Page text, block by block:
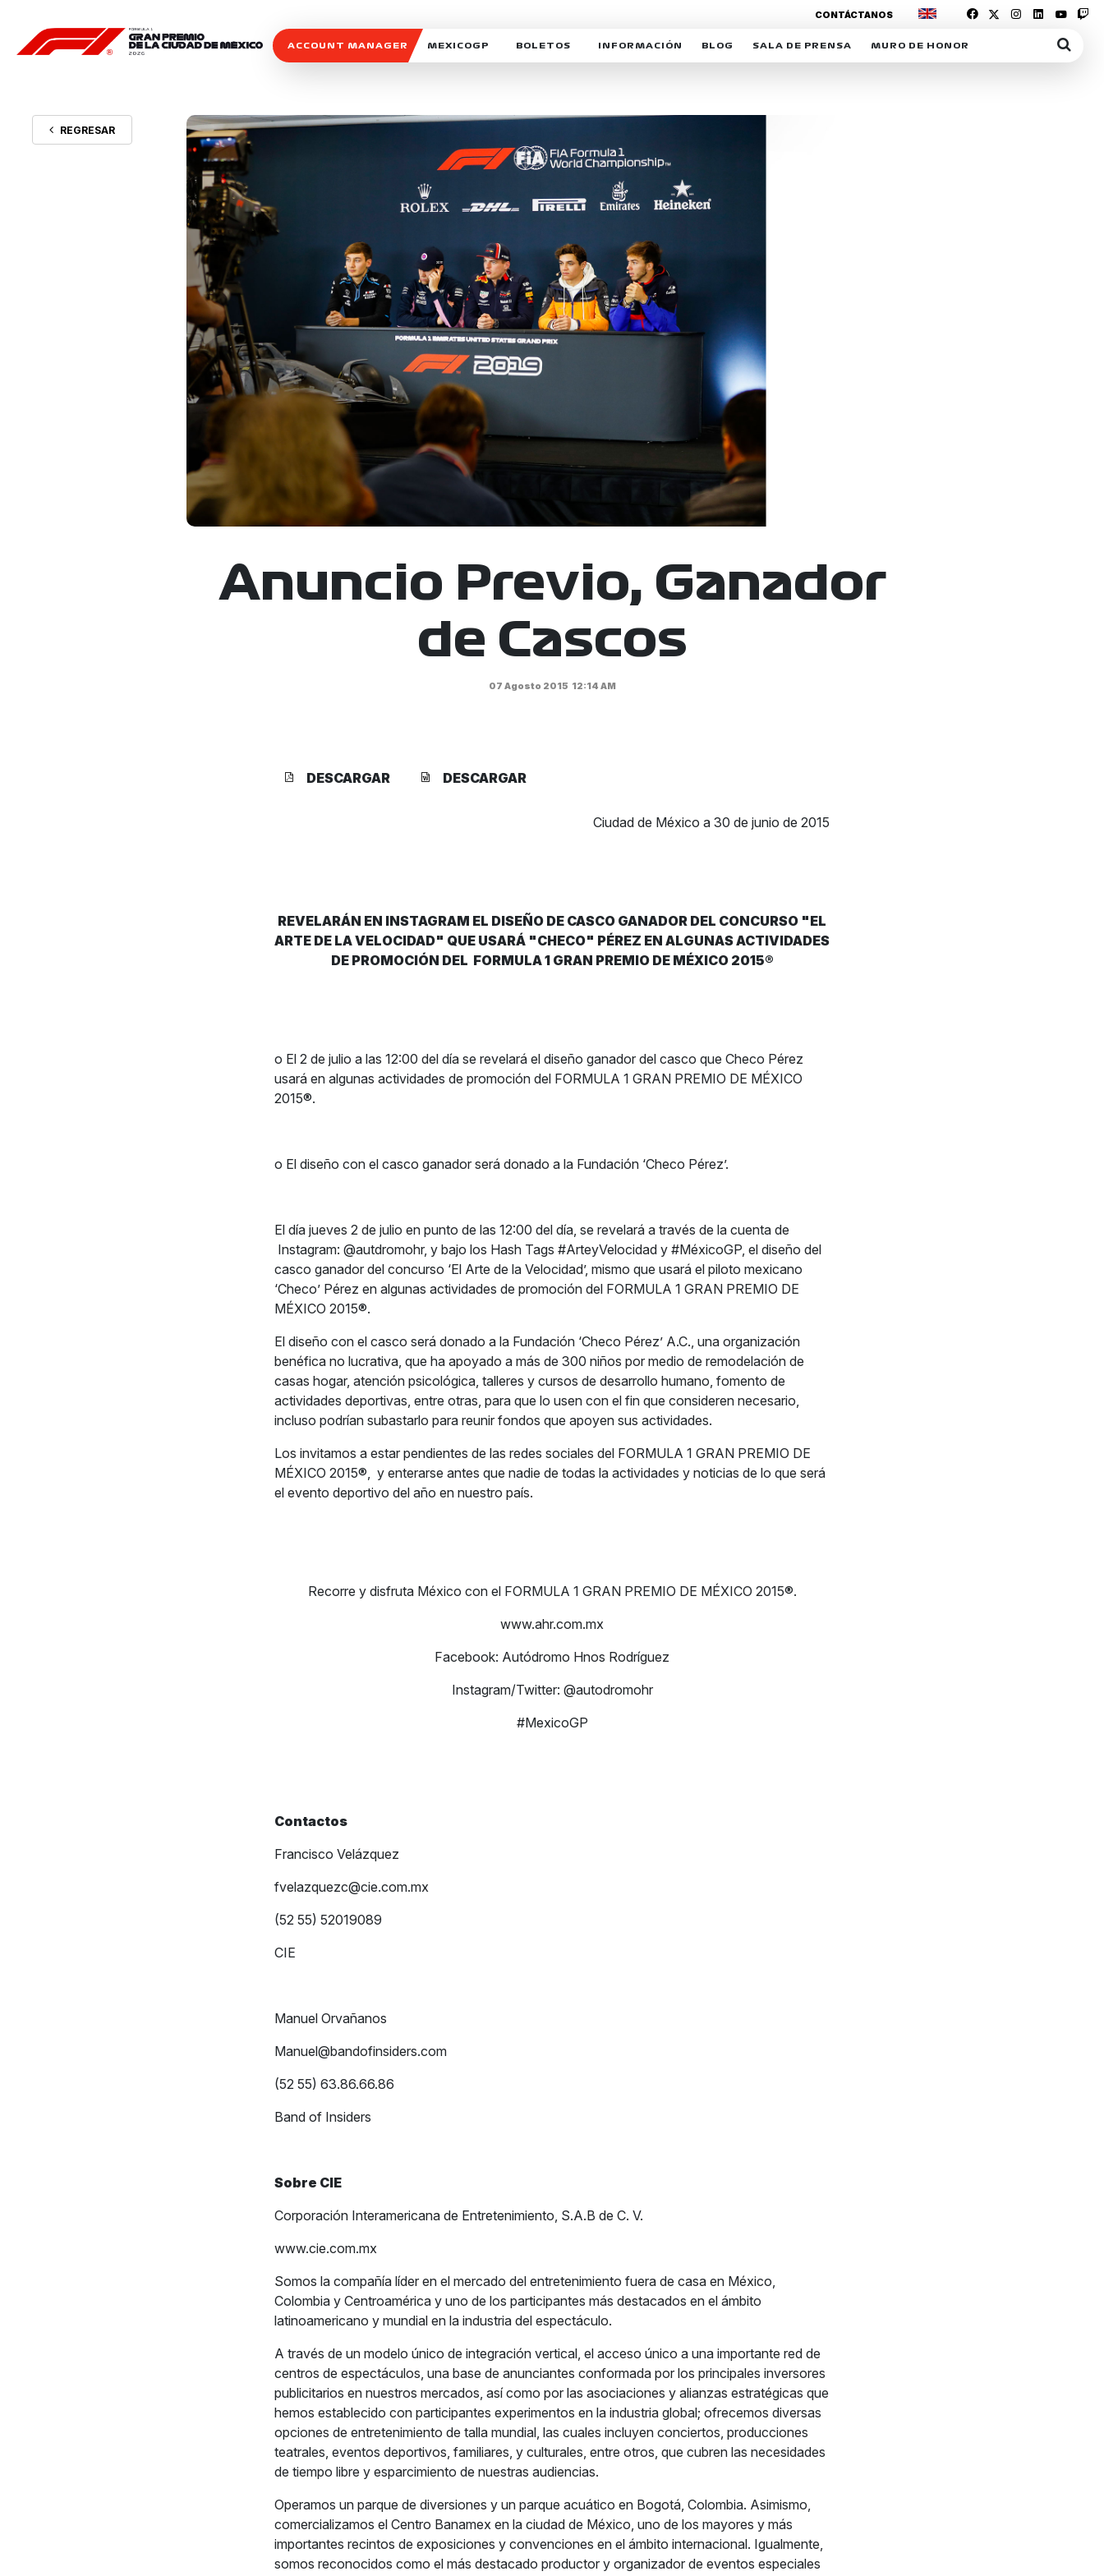
ACCOUNT MANAGER MEXICOGP
CELEBRA CON NOSOTROS
BOLETOS INFORMACIÓN
REFORESTEMOS JUNTOS
MOTORSPORT ACADEMY
EXPOSICIÓN FOTOGRÁFICA
CAMPEONATO
PATROCINADORES
LEGALES TICKETMASTER
BLOG SALA DE PRENSA MURO DE HONOR
CONTÁCTANOS
REGRESAR
Anuncio Previo, Ganador
de Cascos
07 Agosto 2015 12:14 AM
DESCARGAR DESCARGAR
Ciudad de México a 30 de junio de 2015
REVELARÁN EN INSTAGRAM EL DISEÑO DE CASCO GANADOR DEL CONCURSO "EL
ARTE DE LA VELOCIDAD" QUE USARÁ "CHECO" PÉREZ EN ALGUNAS ACTIVIDADES
DE PROMOCIÓN DEL FORMULA 1 GRAN PREMIO DE MÉXICO 2015®
o El 2 de julio a las 12:00 del día se revelará el diseño ganador del casco que Checo Pérez
usará en algunas actividades de promoción del FORMULA 1 GRAN PREMIO DE MÉXICO
2015®.
o El diseño con el casco ganador será donado a la Fundación ‘Checo Pérez’.
El día jueves 2 de julio en punto de las 12:00 del día, se revelará a través de la cuenta de
Instagram: @autdromohr, y bajo los Hash Tags #ArteyVelocidad y #MéxicoGP, el diseño del
casco ganador del concurso ‘El Arte de la Velocidad’, mismo que usará el piloto mexicano
‘Checo’ Pérez en algunas actividades de promoción del FORMULA 1 GRAN PREMIO DE
MÉXICO 2015®.
El diseño con el casco será donado a la Fundación ‘Checo Pérez’ A.C., una organización
benéfica no lucrativa, que ha apoyado a más de 300 niños por medio de remodelación de
casas hogar, atención psicológica, talleres y cursos de desarrollo humano, fomento de
actividades deportivas, entre otras, para que lo usen con el fin que consideren necesario,
incluso podrían subastarlo para reunir fondos que apoyen sus actividades.
Los invitamos a estar pendientes de las redes sociales del FORMULA 1 GRAN PREMIO DE
MÉXICO 2015®, y enterarse antes que nadie de todas la actividades y noticias de lo que será
el evento deportivo del año en nuestro país.
Recorre y disfruta México con el FORMULA 1 GRAN PREMIO DE MÉXICO 2015®.
www.ahr.com.mx
Facebook: Autódromo Hnos Rodríguez
Instagram/Twitter: @autodromohr
#MexicoGP
Contactos
Francisco Velázquez
fvelazquezc@cie.com.mx
(52 55) 52019089
CIE
Manuel Orvañanos
Manuel@bandofinsiders.com
(52 55) 63.86.66.86
Band of Insiders
Sobre CIE
Corporación Interamericana de Entretenimiento, S.A.B de C. V.
www.cie.com.mx
Somos la compañía líder en el mercado del entretenimiento fuera de casa en México,
Colombia y Centroamérica y uno de los participantes más destacados en el ámbito
latinoamericano y mundial en la industria del espectáculo.
A través de un modelo único de integración vertical, el acceso único a una importante red de
centros de espectáculos, una base de anunciantes conformada por los principales inversores
publicitarios en nuestros mercados, así como por las asociaciones y alianzas estratégicas que
hemos establecido con participantes experimentos en la industria global; ofrecemos diversas
opciones de entretenimiento de talla mundial, las cuales incluyen conciertos, producciones
teatrales, eventos deportivos, familiares, y culturales, entre otros, que cubren las necesidades
de tiempo libre y esparcimiento de nuestras audiencias.
Operamos un parque de diversiones y un parque acuático en Bogotá, Colombia. Asimismo,
comercializamos el Centro Banamex en la ciudad de México, uno de los mayores y más
importantes recintos de exposiciones y convenciones en el ámbito internacional. Igualmente,
somos reconocidos como el más destacado productor y organizador de eventos especiales